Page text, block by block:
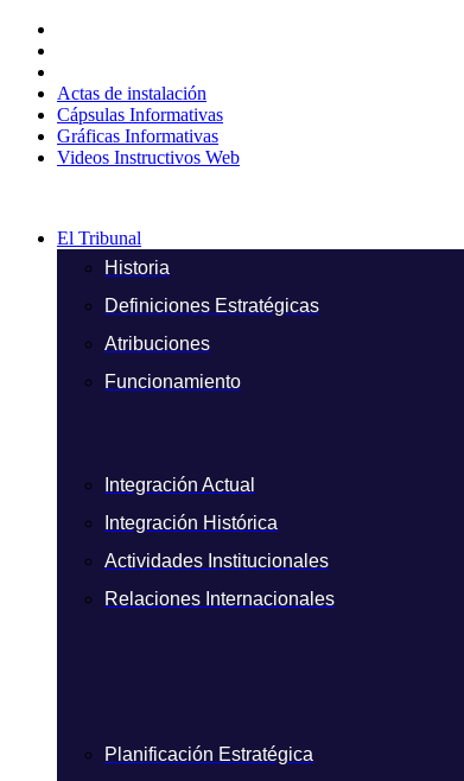
contenido
Actas de instalación
Cápsulas Informativas
Gráficas Informativas
Videos Instructivos Web
El Tribunal
Historia
Definiciones Estratégicas
Atribuciones
Funcionamiento
Integración Actual
Integración Histórica
Actividades Institucionales
Relaciones Internacionales
Planificación Estratégica